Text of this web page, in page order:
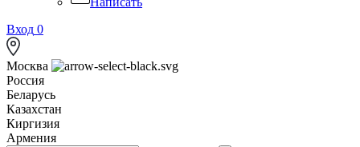
Вход 0
Москва
Россия
Беларусь
Казахстан
Киргизия
Армения